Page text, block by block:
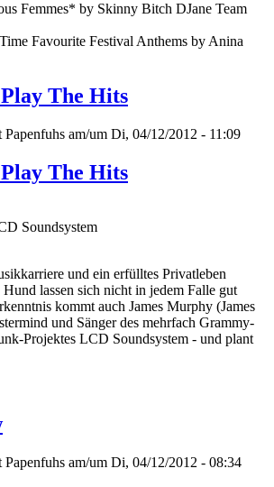
Femmes* by Skinny Bitch DJane Team
Favourite Festival Anthems by Anina
The Hits
Papenfuhs am/um Di, 04/12/2012 - 11:09
The Hits
Soundsystem
und ein erfülltes Privatleben
lassen sich nicht in jedem Falle gut
kommt auch James Murphy (James
und Sänger des mehrfach Grammy-
Projektes LCD Soundsystem - und plant
Papenfuhs am/um Di, 04/12/2012 - 08:34